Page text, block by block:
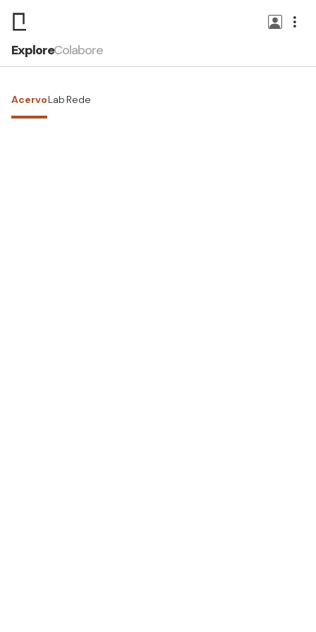
ExploreColabore
AcervoLab Rede